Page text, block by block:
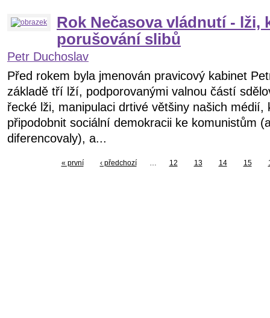
Rok Nečasova vládnutí - lži,
porušování slibů
Petr Duchoslav
Před rokem byla jmenován pravicový kabinet
základě tří lží, podporovanými valnou částí
řecké lži, manipulaci drtivé většiny našich médií,
připodobnit sociální demokracii ke komunistům
diferencovaly), a...
« první ‹ předchozí … 12 13 14 15